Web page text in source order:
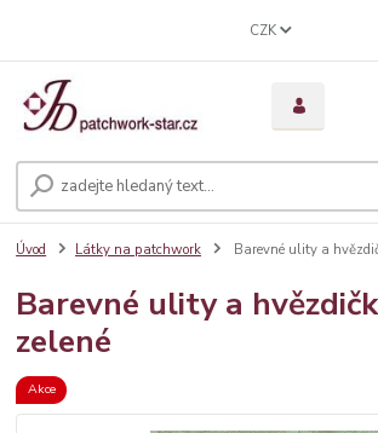
CZK
Úvod Látky na patchwork Barevné ulity a
Barevné ulity a
zelené
Akce